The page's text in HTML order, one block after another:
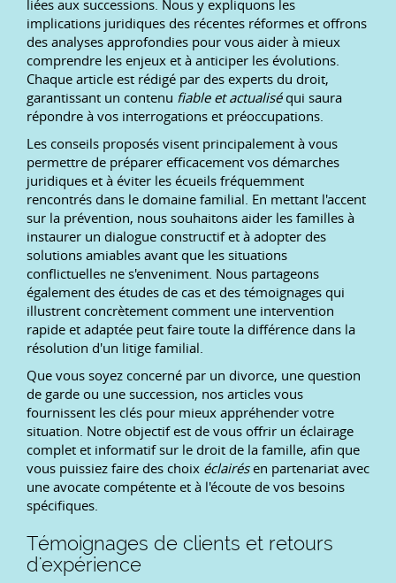
liées aux successions. Nous y expliquons les
implications juridiques des récentes réformes et offrons
des analyses approfondies pour vous aider à mieux
comprendre les enjeux et à anticiper les évolutions.
Chaque article est rédigé par des experts du droit,
garantissant un contenu fiable et actualiséqui saura
répondre à vos interrogations et préoccupations.
Les conseils proposés visent principalement à vous
permettre de préparer efficacement vos démarches
juridiques et à éviter les écueils fréquemment
rencontrés dans le domaine familial. En mettant l'accent
sur la prévention, nous souhaitons aider les familles à
instaurer un dialogue constructif et à adopter des
solutions amiables avant que les situations
conflictuelles ne s'enveniment. Nous partageons
également des études de cas et des témoignages qui
illustrent concrètement comment une intervention
rapide et adaptée peut faire toute la différence dans la
résolution d'un litige familial.
Que vous soyez concerné par un divorce, une question
de garde ou une succession, nos articles vous
fournissent les clés pour mieux appréhender votre
situation. Notre objectif est de vous offrir un éclairage
complet et informatif sur le droit de la famille, afin que
vous puissiez faire des choix éclairésen partenariat avec
une avocate compétente et à l'écoute de vos besoins
spécifiques.
Témoignages de clients et retours
d'expérience